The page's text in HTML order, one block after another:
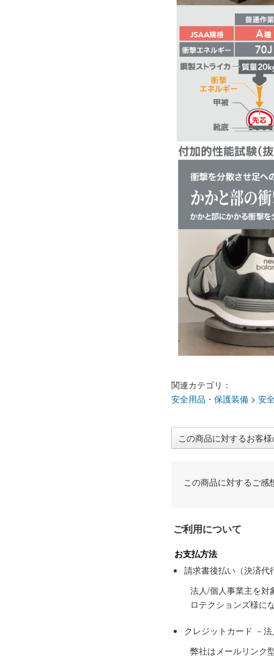
関連カテゴリ：
安全用品・保護装備 > 安
この商品に対するお客
この商品に対するご感
ご利用について
お支払方法
請求書後払い（決済代
法人/個人事業主を対
ロテクションズ様に
クレジットカード －
弊社はメールリンク